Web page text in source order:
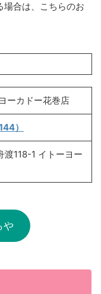
場合は、こちらのお
ーカドー花巻店
）
渡118-1 イトーヨー
や